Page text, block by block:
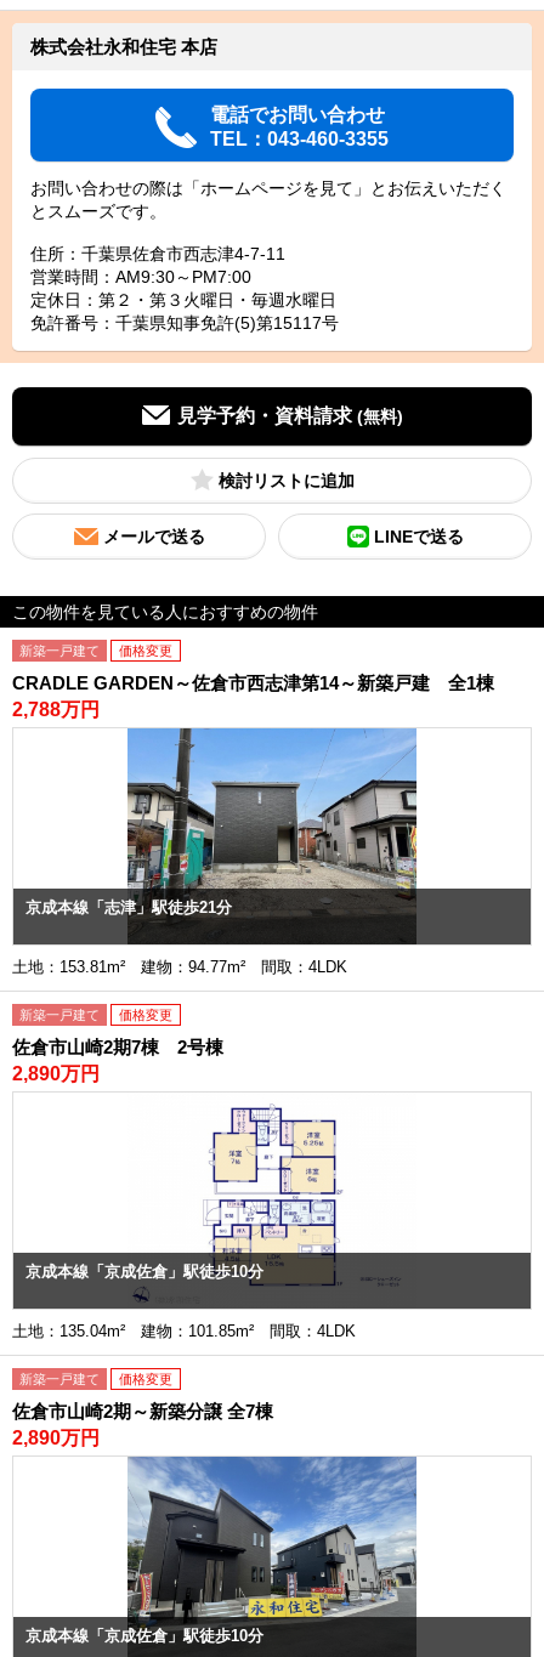
株式会社永和住宅 本店
電話でお問い合わせ
TEL：043-460-3355
お問い合わせの際は「ホームページを見て」とお伝えいただく
とスムーズです。
住所：千葉県佐倉市西志津4-7-11
営業時間：AM9:30～PM7:00
定休日：第２・第３火曜日・毎週水曜日
免許番号：千葉県知事免許(5)第15117号
見学予約・資料請求 (無料)
検討リスト
メールで送る LINEで送る
この物件を見ている人におすすめの物件
新築一戸建て 価格変更
CRADLE GARDEN～佐倉市西志津第14～新築戸建 全1棟
2,788万円
京成本線「志津」駅徒歩21分
土地：153.81m² 建物：94.77m² 間取：4LDK
新築一戸建て 価格変更
佐倉市山崎2期7棟 2号棟
2,890万円
京成本線「京成佐倉」駅徒歩10分
土地：135.04m² 建物：101.85m² 間取：4LDK
新築一戸建て 価格変更
佐倉市山崎2期～新築分譲 全7棟
2,890万円
京成本線「京成佐倉」駅徒歩10分